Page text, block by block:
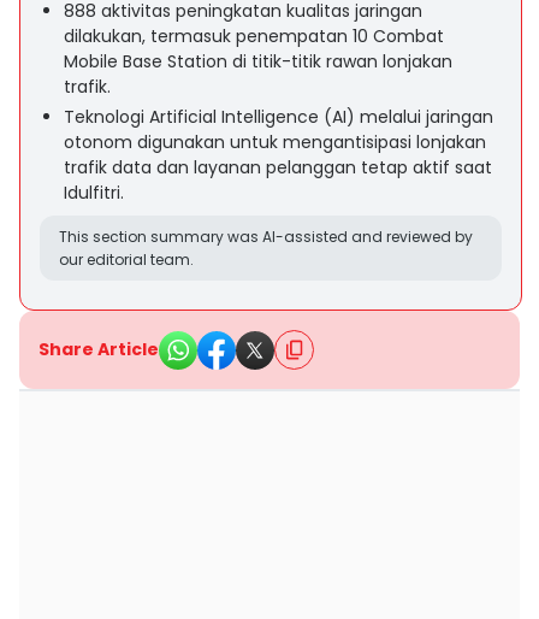
888 aktivitas peningkatan kualitas jaringan
dilakukan, termasuk penempatan 10 Combat
Mobile Base Station di titik-titik rawan lonjakan
trafik.
Teknologi Artificial Intelligence (AI) melalui jaringan
otonom digunakan untuk mengantisipasi lonjakan
trafik data dan layanan pelanggan tetap aktif saat
Idulfitri.
This section summary was AI-assisted and reviewed by
our editorial team.
Share Article